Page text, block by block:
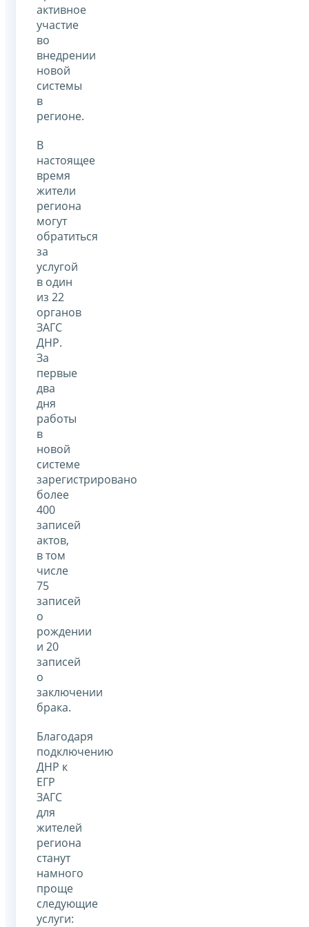
активное
участие
во
внедрении
новой
системы
в
регионе.
В
настоящее
время
жители
региона
могут
обратиться
за
услугой
в один
из 22
органов
ЗАГС
ДНР.
За
первые
два
дня
работы
в
новой
системе
зарегистрировано
более
400
записей
актов,
в том
числе
75
записей
о
рождении
и 20
записей
о
заключении
брака.
Благодаря
подключению
ДНР к
ЕГР
ЗАГС
для
жителей
региона
станут
намного
проще
следующие
услуги: